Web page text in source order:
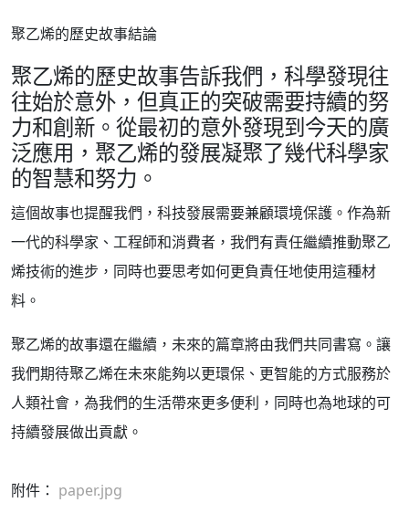
聚乙烯的歷史故事結論
聚乙烯的歷史故事告訴我們，科學發現往
往始於意外，但真正的突破需要持續的努
力和創新。從最初的意外發現到今天的廣
泛應用，聚乙烯的發展凝聚了幾代科學家
的智慧和努力。
這個故事也提醒我們，科技發展需要兼顧環境保護。作為新
一代的科學家、工程師和消費者，我們有責任繼續推動聚乙
烯技術的進步，同時也要思考如何更負責任地使用這種材
料。
聚乙烯的故事還在繼續，未來的篇章將由我們共同書寫。讓
我們期待聚乙烯在未來能夠以更環保、更智能的方式服務於
人類社會，為我們的生活帶來更多便利，同時也為地球的可
持續發展做出貢獻。
附件： paper.jpg